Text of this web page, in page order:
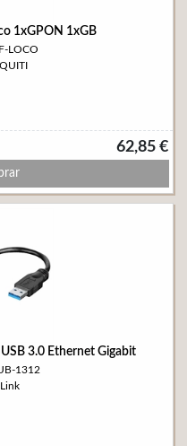
1xGPON 1xGB
LOCO
62,85 €
3.0 Ethernet Gigabit
1312